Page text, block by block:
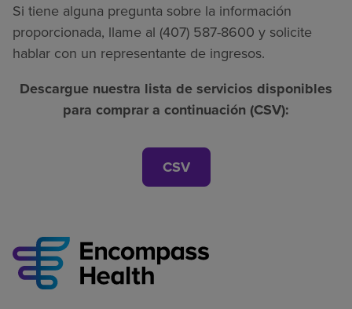
Si tiene alguna pregunta sobre la información
proporcionada, llame al (407) 587-8600 y solicite
hablar con un representante de ingresos.
Descargue nuestra lista de servicios disponibles
para comprar a continuación (CSV):
CSV